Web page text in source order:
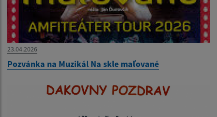
23.04.2026
Pozvánka na Muzikál Na skle maľované